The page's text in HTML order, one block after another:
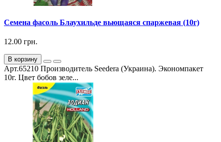
Семена фасоль Блаухильде вьющаяся спаржевая (10г)
12.00 грн.
В корзину
Арт.65210 Производитель Seedera (Украина). Экономпакет
10г. Цвет бобов зеле...